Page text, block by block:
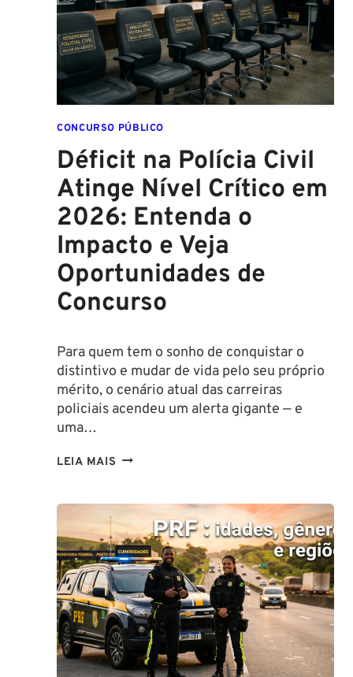
VEJA
VAGAS,
SALÁRIOS
E
COMO
COMEÇAR
DO
CONCURSO PÚBLICO
Déficit na Polícia Civil
Atinge Nível Crítico em
2026: Entenda o
Impacto e Veja
Oportunidades de
Concurso
Para quem tem o sonho de conquistar o
distintivo e mudar de vida pelo seu próprio
mérito, o cenário atual das carreiras
policiais acendeu um alerta gigante — e
uma…
LEIA MAIS DÉFICIT
ATINGE
NÍVEL
CRÍTICO
EM
2026:
ENTENDA
O
IMPACTO